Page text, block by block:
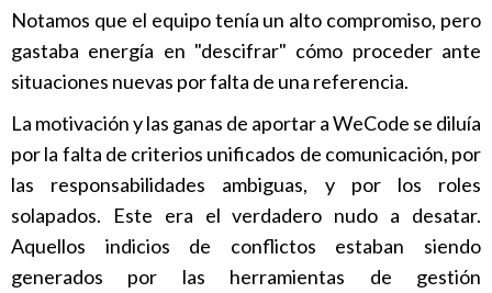
Notamos que el equipo tenía un alto compromiso, pero
gastaba energía en "descifrar" cómo proceder ante
situaciones nuevas por falta de una referencia.
La motivación y las ganas de aportar a WeCode se diluía
por la falta de criterios unificados de comunicación, por
las responsabilidades ambiguas, y por los roles
solapados. Este era el verdadero nudo a desatar.
Aquellos indicios de conflictos estaban siendo
generados por las herramientas de gestión